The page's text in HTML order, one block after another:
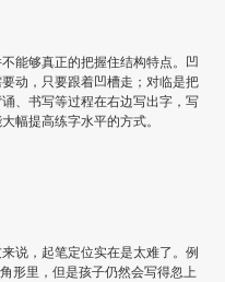
能够真正的把握住结构特点。凹
动，只要跟着凹槽走；对临是把
、书写等过程在右边写出字，写
幅提高练字水平的方式。
说，起笔定位实在是太难了。例
形里，但是孩子仍然会写得忽上